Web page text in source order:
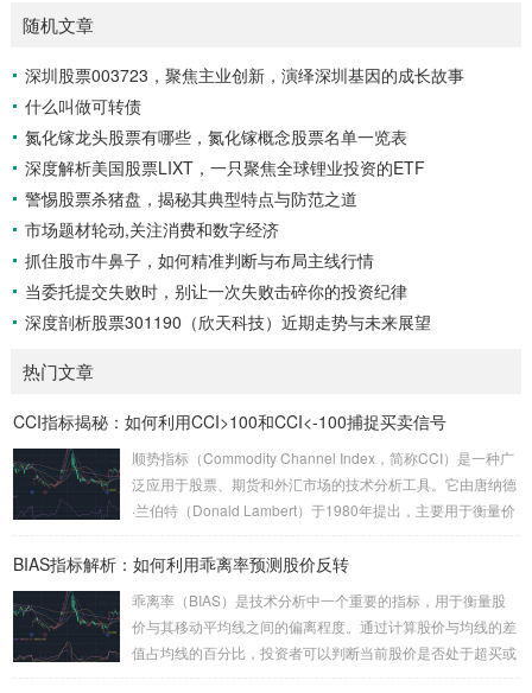
重要选择，本文将从风险分散、专业配置、长期稳健等维度，
深入探讨FOF的投资价值。 FOF的本质：专业视角下的“基金组
合” FO...
随机文章
深圳股票003723，聚焦主业创新，演绎深圳基因的成长故事
什么叫做可转债
氮化镓龙头股票有哪些，氮化镓概念股票名单一览表
深度解析美国股票LIXT，一只聚焦全球锂业投资的ETF
警惕股票杀猪盘，揭秘其典型特点与防范之道
市场题材轮动,关注消费和数字经济
抓住股市牛鼻子，如何精准判断与布局主线行情
当委托提交失败时，别让一次失败击碎你的投资纪律
深度剖析股票301190（欣天科技）近期走势与未来展望
热门文章
CCI指标揭秘：如何利用CCI>100和CCI<-100捕捉买卖信号
顺势指标（Commodity Channel Index，简称CCI）是一种广
泛应用于股票、期货和外汇市场的技术分析工具。它由唐纳德
·兰伯特（Donald Lambert）于1980年提出，主要用于衡量价
算当前价格与历史平均价格的差异，来判断市场是否处于超买
比较当前价格与一定周期内的平均价格，来衡量价格的波动
性。具体来说，CCI的计算公式为：CCI = (当...
BIAS指标解析：如何利用乖离率预测股价反转
乖离率（BIAS）是技术分析中一个重要的指标，用于衡量股
价与其移动平均线之间的偏离程度。通过计算股价与均线的差
值占均线的百分比，投资者可以判断当前股价是否处于超买或